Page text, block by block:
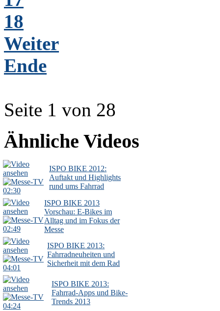
18
Weiter
Ende
Seite 1 von 28
Ähnliche Videos
02:30
ISPO BIKE 2012:
Auftakt und Highlights
rund ums Fahrrad
02:49
ISPO BIKE 2013
Vorschau: E-Bikes im
Alltag und im Fokus der
Messe
04:01
ISPO BIKE 2013:
Fahrradneuheiten und
Sicherheit mit dem Rad
04:24
ISPO BIKE 2013:
Fahrrad-Apps und Bike-
Trends 2013